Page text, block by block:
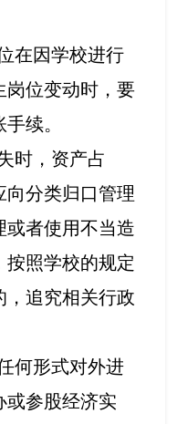
在因学校进行
岗位变动时，要
续。
时，资产占
分类归口管理
或者使用不当造
照学校的规定
，追究相关行政
何形式对外进
或参股经济实